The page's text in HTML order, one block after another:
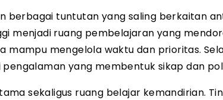
berbagai tuntutan yang saling berkaitan
menjadi ruang pembelajaran yang
mampu mengelola waktu dan prioritas.
yang membentuk sikap dan
sekaligus ruang belajar kemandirian.